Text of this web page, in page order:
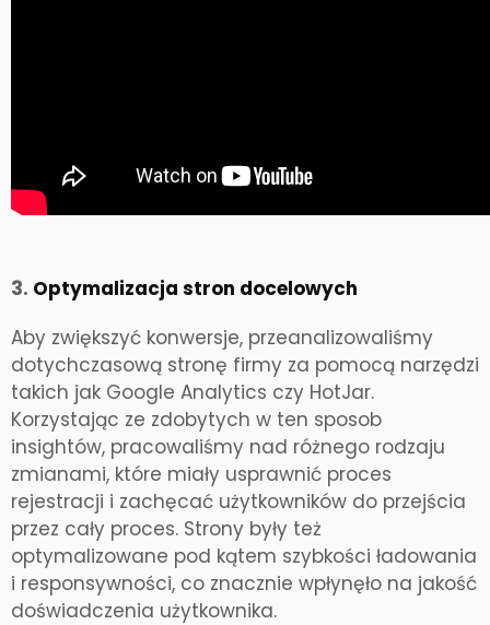
3. Optymalizacja stron docelowych
Aby zwiększyć konwersje, przeanalizowaliśmy
dotychczasową stronę firmy za pomocą narzędzi
takich jak Google Analytics czy HotJar.
Korzystając ze zdobytych w ten sposob
insightów, pracowaliśmy nad różnego rodzaju
zmianami, które miały usprawnić proces
rejestracji i zachęcać użytkowników do przejścia
przez cały proces. Strony były też
optymalizowane pod kątem szybkości ładowania
i responsywności, co znacznie wpłynęło na jakość
doświadczenia użytkownika.